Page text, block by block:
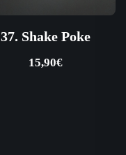
37. Shake Poke
15,90€